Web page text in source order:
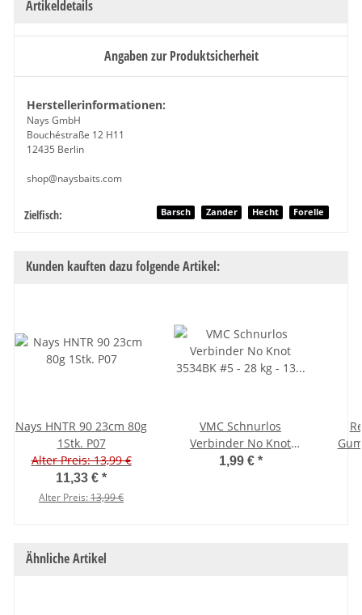
Artikeldetails
Angaben zur Produktsicherheit
Herstellerinformationen:
Nays GmbH
Bouchéstraße 12 H11
12435 Berlin
shop@naysbaits.com
Produkteigenschaft
Wert
Zielfisch: Barsch Zander Hecht Forelle
Kunden kauften dazu folgende Artikel:
Nays HNTR 90 23cm 80g
1Stk. P07
Alter Preis: 13,99 €
11,33 € *
Alter Preis:13,99 €
VMC Schnurlos
Verbinder No Knot
3534BK #5 - 28 kg - 13
1,99 € *
Ähnliche Artikel